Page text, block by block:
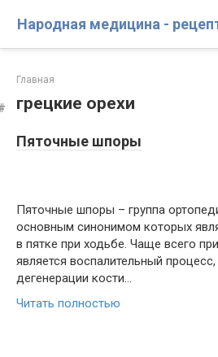
Народная медицина -
Главная
грецкие орехи
Пяточные шпоры
Пяточные шпоры – группа
основным синонимом которых
в пятке при ходьбе. Чаще всего
является воспалительный
дегенерации кости…
Читать полностью